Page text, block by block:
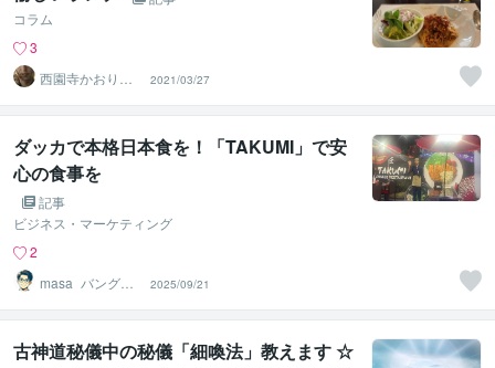
コラム
3
西園寺かおり♡
癒しのボイスセ
ラピスト
2021/03/27
ダッカで本格日本食を！「TAKUMI」で安
心の食事を
記事
ビジネス・マーケティング
2
masa_バングラ
デシュコンサル
タント
2025/09/21
古神道秘儀中の秘儀「細喚法」教えます ☆